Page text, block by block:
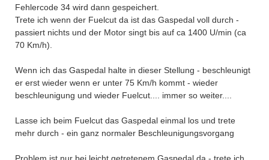
Fehlercode 34 wird dann gespeichert.
Trete ich wenn der Fuelcut da ist das Gaspedal voll durch -
passiert nichts und der Motor singt bis auf ca 1400 U/min (ca
70 Km/h).
Wenn ich das Gaspedal halte in dieser Stellung - beschleunigt
er erst wieder wenn er unter 75 Km/h kommt - wieder
beschleunigung und wieder Fuelcut.... immer so weiter....
Lasse ich beim Fuelcut das Gaspedal einmal los und trete
mehr durch - ein ganz normaler Beschleunigungsvorgang